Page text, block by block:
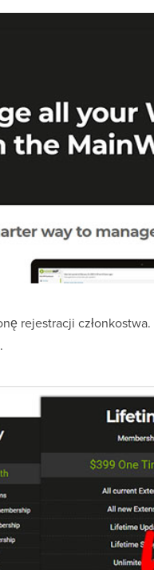
rejestracji